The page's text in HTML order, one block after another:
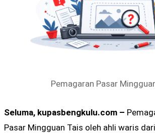
Pemagaran Pasar
Seluma, kupasbengkulu.com –
Pasar Mingguan Tais oleh ahli waris